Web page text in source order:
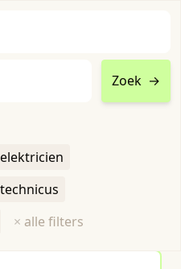
Zoek →
× alle filters
vacature